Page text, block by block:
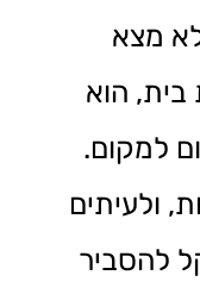
לא מצא
הוא
למקום.
ולעיתים
להסביר